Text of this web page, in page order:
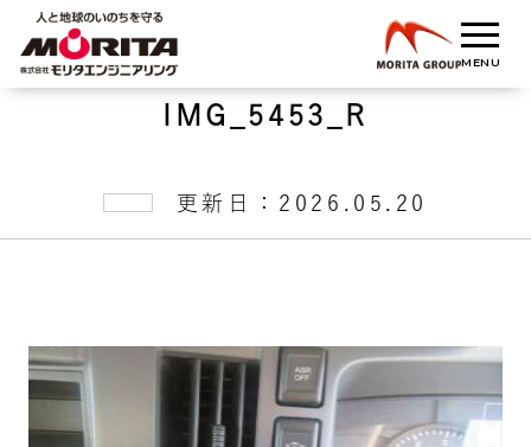
IMG_5453_R
更新日：2026.05.20